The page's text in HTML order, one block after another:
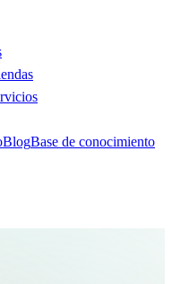
BlogBase de conocimiento